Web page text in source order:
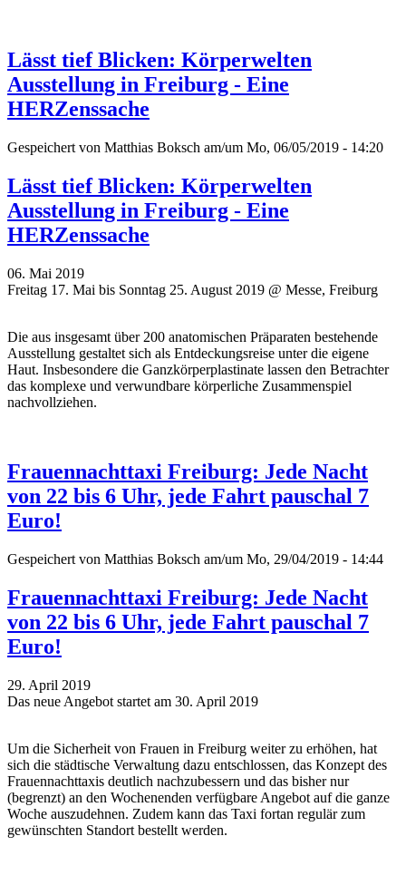
Lässt tief Blicken: Körperwelten
Ausstellung in Freiburg - Eine
HERZenssache
Gespeichert von Matthias Boksch am/um Mo, 06/05/2019 - 14:20
Lässt tief Blicken: Körperwelten
Ausstellung in Freiburg - Eine
HERZenssache
06. Mai 2019
Freitag 17. Mai bis Sonntag 25. August 2019 @ Messe, Freiburg
Die aus insgesamt über 200 anatomischen Präparaten bestehende
Ausstellung gestaltet sich als Entdeckungsreise unter die eigene
Haut. Insbesondere die Ganzkörperplastinate lassen den Betrachter
das komplexe und verwundbare körperliche Zusammenspiel
nachvollziehen.
Frauennachttaxi Freiburg: Jede Nacht
von 22 bis 6 Uhr, jede Fahrt pauschal 7
Euro!
Gespeichert von Matthias Boksch am/um Mo, 29/04/2019 - 14:44
Frauennachttaxi Freiburg: Jede Nacht
von 22 bis 6 Uhr, jede Fahrt pauschal 7
Euro!
29. April 2019
Das neue Angebot startet am 30. April 2019
Um die Sicherheit von Frauen in Freiburg weiter zu erhöhen, hat
sich die städtische Verwaltung dazu entschlossen, das Konzept des
Frauennachttaxis deutlich nachzubessern und das bisher nur
(begrenzt) an den Wochenenden verfügbare Angebot auf die ganze
Woche auszudehnen. Zudem kann das Taxi fortan regulär zum
gewünschten Standort bestellt werden.